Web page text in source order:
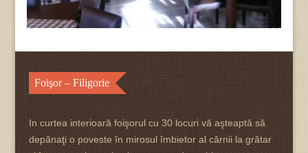
Foişor – Filigorie
In curtea interioară foişorul cu 30 locuri vă aşteaptă să
depănaţi o poveste în mirosul îmbietor al cărnii la grătar